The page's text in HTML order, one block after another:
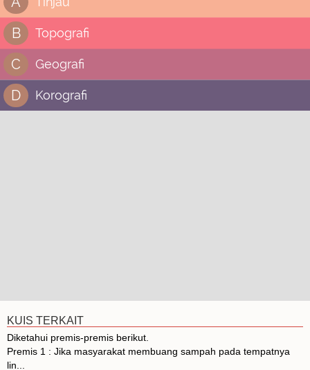
B Topografi
C Geografi
D Korografi
KUIS TERKAIT
Diketahui premis-premis berikut.
Premis 1 : Jika masyarakat membuang sampah pada tempatnya
lin...